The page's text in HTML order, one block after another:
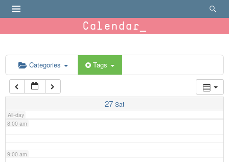
Calendar
Categories Tags
27 Sat
All-day
6:00 am
7:00 am
8:00 am
9:00 am